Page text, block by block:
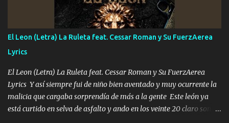
ahí está el Hombre Cuarenta y también Pariente 7 arreglan
cualquier problema no más es cuestión que ordené NOS HACE
FALTA UN HERMANO DE CLAVE ERA EL 24 SIEMPRE FUE UN
HOMBRE VALIENTE POR ALGO M'URIÓ PELEAND0 SIEMPRE
VIO POR LA FAMILIA PARA QUE SIGA EL LEGADO Es el DOS de
los HERMANOS un cerebro inteligente y com...
El Leon (Letra) La Ruleta feat. Cessar Roman y Su FuerzAerea
Lyrics
El Leon (Letra) La Ruleta feat. Cessar Roman y Su FuerzAerea
Lyrics Y así siempre fui de niño bien aventado y muy ocurrente la
malicia que cargaba sorprendía de más a la gente Este león ya
está curtido en selva de asfalto y ando en los veinte 20 claro son